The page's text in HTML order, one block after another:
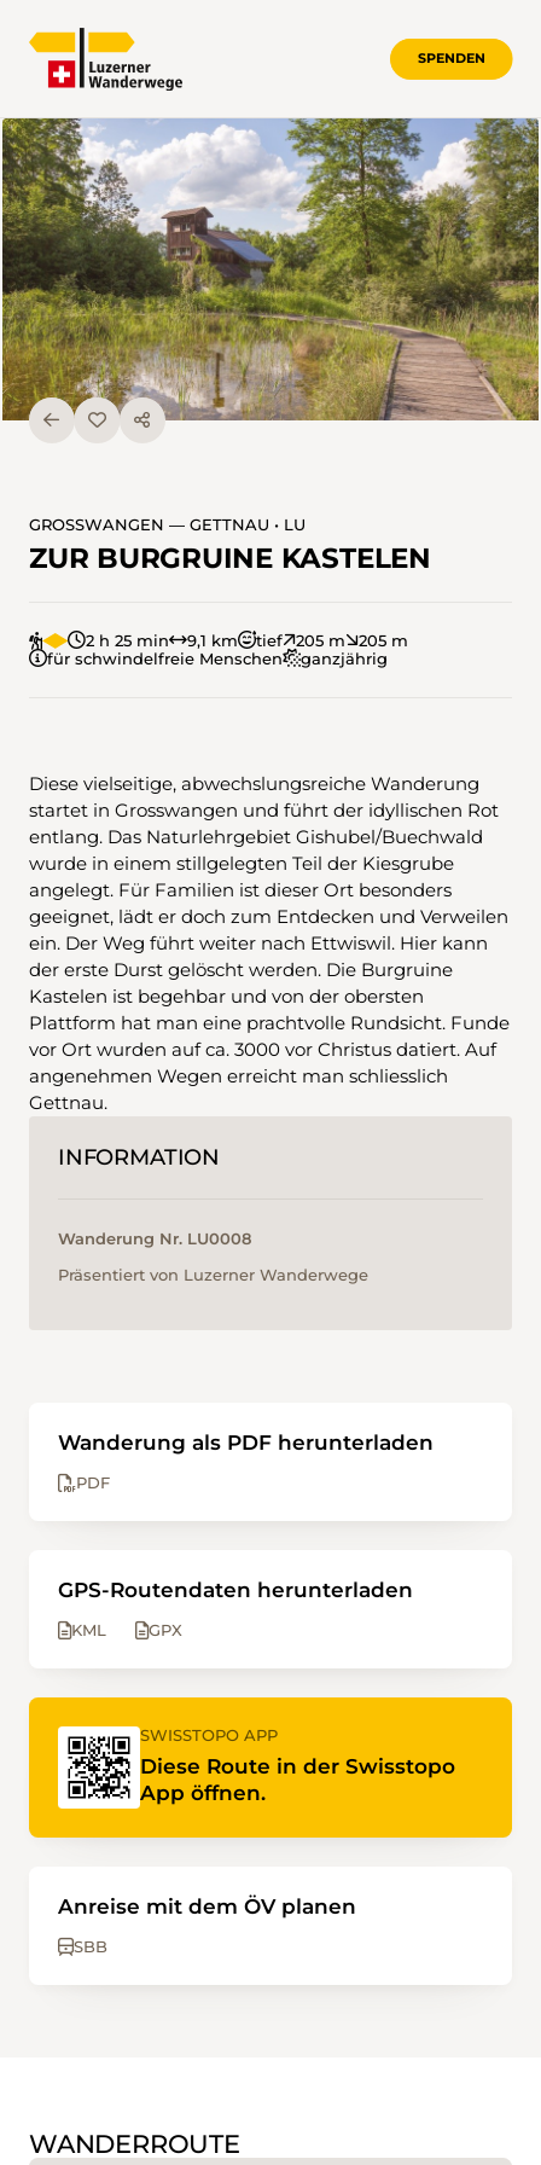
SPENDEN
GROSSWANGEN — GETTNAU • LU
ZUR BURGRUINE KASTELEN
2 h 25 min 9,1 km tief 205 m
205 m
für schwindelfreie Menschen
ganzjährig
Diese vielseitige, abwechslungsreiche Wanderung
startet in Grosswangen und führt der idyllischen Rot
entlang. Das Naturlehrgebiet Gishubel/Buechwald
wurde in einem stillgelegten Teil der Kiesgrube
angelegt. Für Familien ist dieser Ort besonders
geeignet, lädt er doch zum Entdecken und Verweilen
ein. Der Weg führt weiter nach Ettwiswil. Hier kann
der erste Durst gelöscht werden. Die Burgruine
Kastelen ist begehbar und von der obersten
Plattform hat man eine prachtvolle Rundsicht. Funde
vor Ort wurden auf ca. 3000 vor Christus datiert. Auf
angenehmen Wegen erreicht man schliesslich
Gettnau.
INFORMATION
Wanderung Nr. LU0008
Präsentiert von Luzerner Wanderwege
Wanderung als PDF herunterladen
PDF
GPS-Routendaten herunterladen
KML GPX
SWISSTOPO APP
Diese Route in der Swisstopo
App öffnen.
Anreise mit dem ÖV planen
SBB
WANDERROUTE